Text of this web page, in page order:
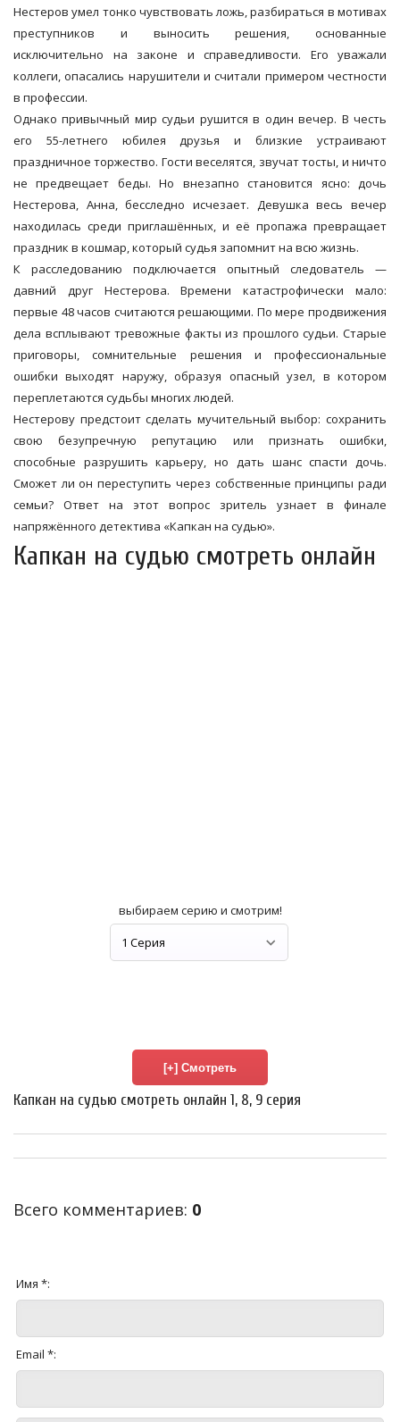
Нестеров умел тонко чувствовать ложь, разбираться в мотивах
преступников и выносить решения, основанные
исключительно на законе и справедливости. Его уважали
коллеги, опасались нарушители и считали примером честности
в профессии.
Однако привычный мир судьи рушится в один вечер. В честь
его 55-летнего юбилея друзья и близкие устраивают
праздничное торжество. Гости веселятся, звучат тосты, и ничто
не предвещает беды. Но внезапно становится ясно: дочь
Нестерова, Анна, бесследно исчезает. Девушка весь вечер
находилась среди приглашённых, и её пропажа превращает
праздник в кошмар, который судья запомнит на всю жизнь.
К расследованию подключается опытный следователь —
давний друг Нестерова. Времени катастрофически мало:
первые 48 часов считаются решающими. По мере продвижения
дела всплывают тревожные факты из прошлого судьи. Старые
приговоры, сомнительные решения и профессиональные
ошибки выходят наружу, образуя опасный узел, в котором
переплетаются судьбы многих людей.
Нестерову предстоит сделать мучительный выбор: сохранить
свою безупречную репутацию или признать ошибки,
способные разрушить карьеру, но дать шанс спасти дочь.
Сможет ли он переступить через собственные принципы ради
семьи? Ответ на этот вопрос зритель узнает в финале
напряжённого детектива «Капкан на судью».
Капкан на судью смотреть онлайн
выбираем серию и смотрим!
Капкан на судью смотреть онлайн 1, 8, 9 серия
Всего комментариев: 0
Имя *:
Email *: